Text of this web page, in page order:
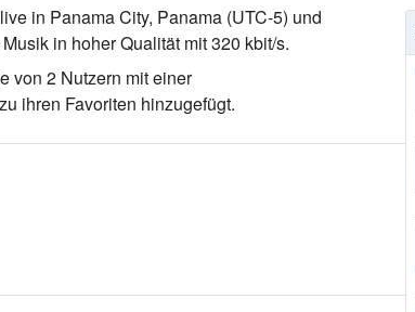
in Panama City, Panama (UTC-5) und
in hoher Qualität mit 320 kbit/s.
von 2 Nutzern mit einer
ihren Favoriten hinzugefügt.